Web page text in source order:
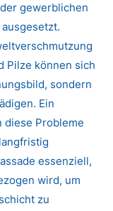
gewerblichen
Pilze können sich
sondern
Ein
diese Probleme
essenziell,
wird, um
zu